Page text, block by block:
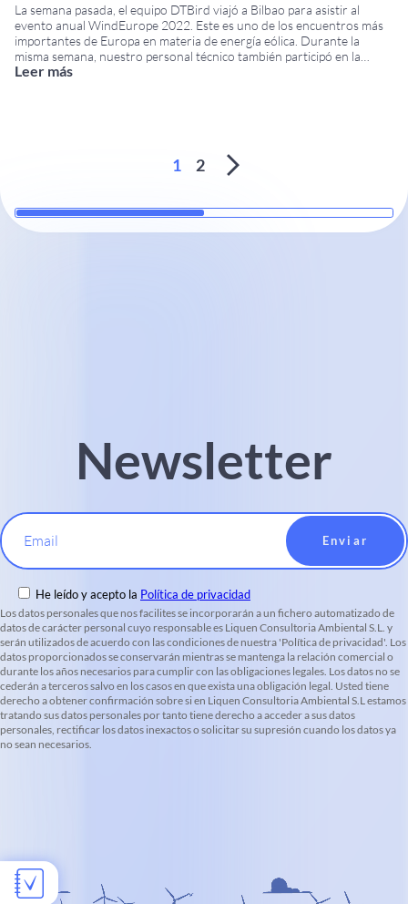
La semana pasada, el equipo DTBird viajó a Bilbao para asistir al
evento anual WindEurope 2022. Este es uno de los encuentros más
importantes de Europa en materia de energía eólica. Durante la
misma semana, nuestro personal técnico también participó en la
Conferencia sobre Impactos Eólicos y Fauna Silvestre (CWW). Esta
Leer más
1 2
Newsletter
Email
He leído y acepto la Política de privacidad
Los datos personales que nos facilites se incorporarán a un fichero automatizado de
datos de carácter personal cuyo responsable es Liquen Consultoria Ambiental S.L. y
serán utilizados de acuerdo con las condiciones de nuestra 'Política de privacidad'. Los
datos proporcionados se conservarán mientras se mantenga la relación comercial o
durante los años necesarios para cumplir con las obligaciones legales. Los datos no se
cederán a terceros salvo en los casos en que exista una obligación legal. Usted tiene
derecho a obtener confirmación sobre si en Liquen Consultoria Ambiental S.L estamos
tratando sus datos personales por tanto tiene derecho a acceder a sus datos
personales, rectificar los datos inexactos o solicitar su supresión cuando los datos ya
no sean necesarios.